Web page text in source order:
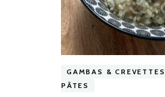
GAMBAS & CREVETTES
PÂTES